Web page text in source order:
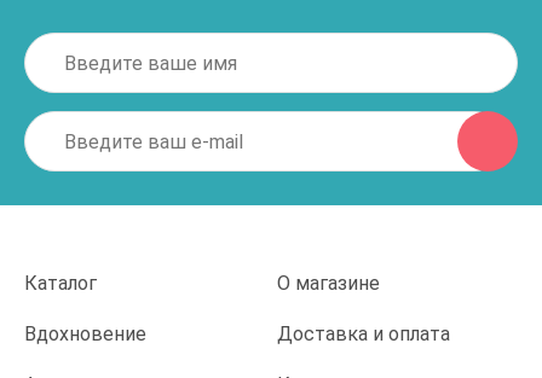
Каталог О магазине
Вдохновение Доставка и оплата